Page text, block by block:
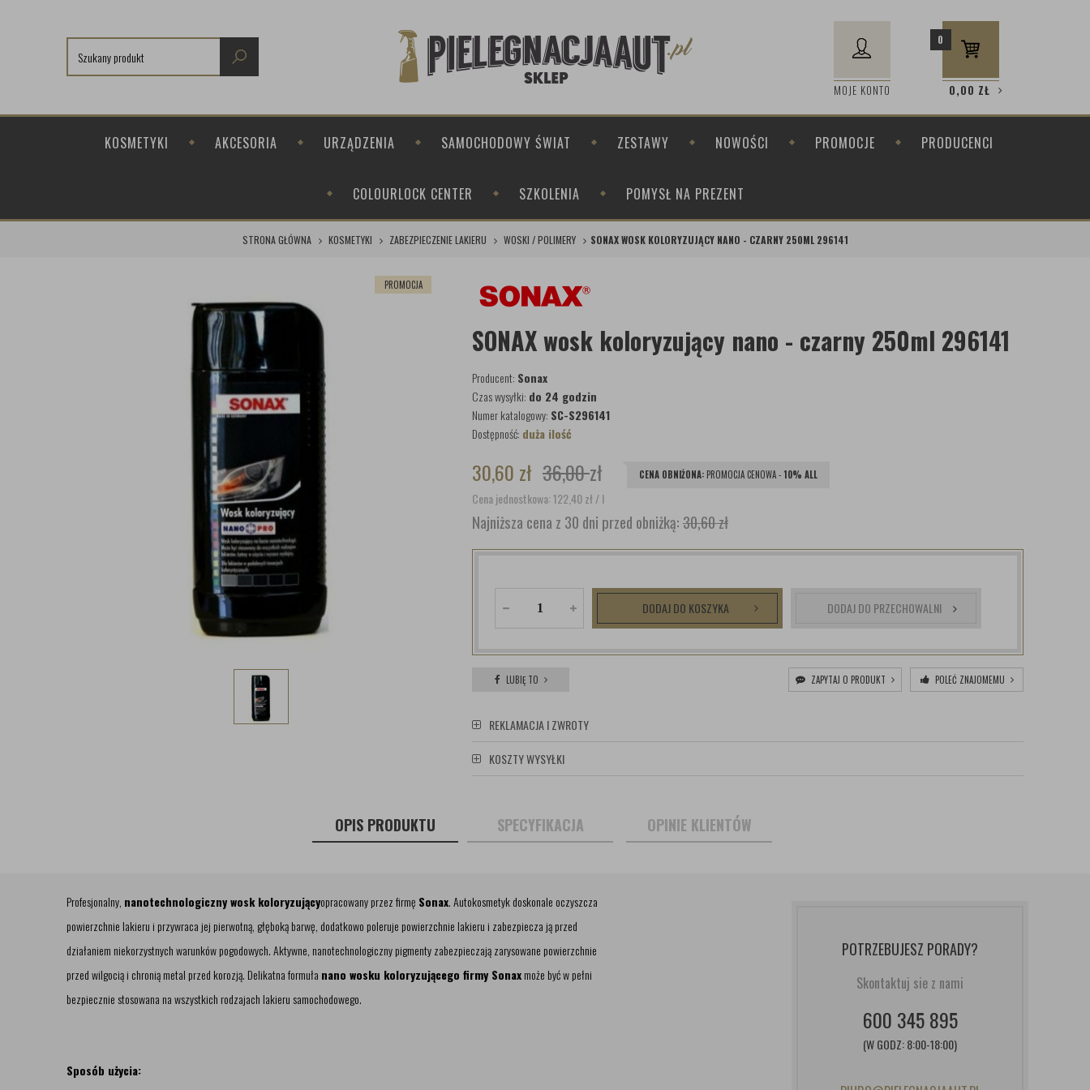
MOJE KONTO
0
0,00 ZŁ
KOSMETYKI AKCESORIA URZĄDZENIA SAMOCHODOWY ŚWIAT ZESTAWY NOWOŚCI PROMOCJE PRODUCENCI
COLOURLOCK CENTER SZKOLENIA POMYSŁ NA PREZENT
STRONA GŁÓWNA KOSMETYKI ZABEZPIECZENIE LAKIERU WOSKI / POLIMERY SONAX WOSK KOLORYZUJĄCY NANO - CZARNY 250ML 296141
PROMOCJA
SONAX wosk koloryzujący nano - czarny 250ml 296141
Producent: Sonax
Czas wysyłki: do 24 godzin
Numer katalogowy: SC-S296141
Dostępność: duża ilość
30,60 zł 36,00zł CENA OBNIŻONA: PROMOCJA CENOWA -10% ALL
Cena jednostkowa: 122,40zł/ l
Najniższa cena z 30 dni przed obniżką:30,60 zł
DODAJ DO KOSZYKA DODAJ DO PRZECHOWALNI
LUBIĘ TO ZAPYTAJ O PRODUKT POLEĆ ZNAJOMEMU
REKLAMACJA I ZWROTY
KOSZTY WYSYŁKI
OPIS PRODUKTU SPECYFIKACJA OPINIE KLIENTÓW
Profesjonalny, nanotechnologiczny wosk koloryzującyopracowany przez firmę Sonax. Autokosmetyk doskonale oczyszcza
powierzchnie lakieru i przywraca jej pierwotną, głęboką barwę, dodatkowo poleruje powierzchnie lakieru i zabezpiecza ją przed
działaniem niekorzystnych warunków pogodowych. Aktywne, nanotechnologiczny pigmenty zabezpieczają zarysowane powierzchnie
przed wilgocią i chronią metal przed korozją. Delikatna formuła nano wosku koloryzującego firmy Sonaxmoże być w pełni
bezpiecznie stosowana na wszystkich rodzajach lakieru samochodowego.
Sposób użycia:
POTRZEBUJESZ PORADY?
Skontaktuj sie z nami
600 345 895
(W GODZ: 8:00-18:00)